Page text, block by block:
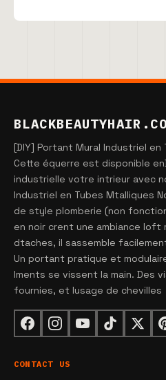
[DIY] Portant Mural Industriel en
Cette équerre est disponible
industrielle votre intrieur avec
Industriel en Tubes Mtalliques
de style plomberie (non
en noir crent une ambiance loft
dtaches, il sassemble
Un portant pratique et
lments se vissent la main. Des
fournies, et lusage de chevilles
CONTACT US